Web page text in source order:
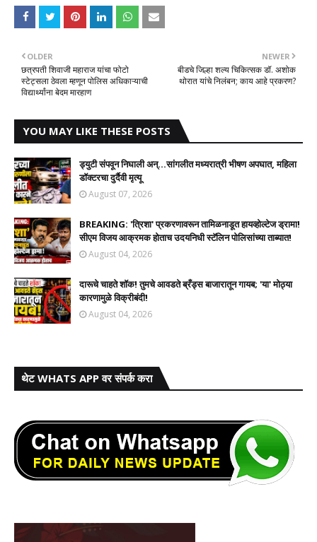
NEWER
बीडचे जिल्हा शल्य चिकित्सक डॉ. अशोक
थोरात यांचे निलंबन; काय आहे प्रकरण?
OLDER
छत्रपती शिवाजी महाराज यांचा फोटो
स्टेट्सला ठेवला म्हणून पोलिस अधिकाऱ्याची
विद्यार्थ्यांना बेदम मारहाण
YOU MAY LIKE THESE POSTS
ड्युटी संपवून निघाली अन्...सांगलीत मध्यरात्री भीषण अपघात, महिला
डॉक्टरचा दुर्दैवी मृत्यू
August 07, 2026
BREAKING: 'त्रिशा' प्रकरणावरून तामिळनाडूत हायव्होल्टेज ड्रामा!
सीएम विजय आक्रमक होताच उदयनिधी स्टॅलिन पोलिसांच्या ताब्यात!
August 04, 2026
दारूचे चाहते शॉक! तुमचे आवडते ब्रँड्स बाजारातून गायब; 'या' मोठ्या
कारणामुळे विक्रीबंदी!
August 04, 2026
थेट WHATS APP वर संपर्क करा